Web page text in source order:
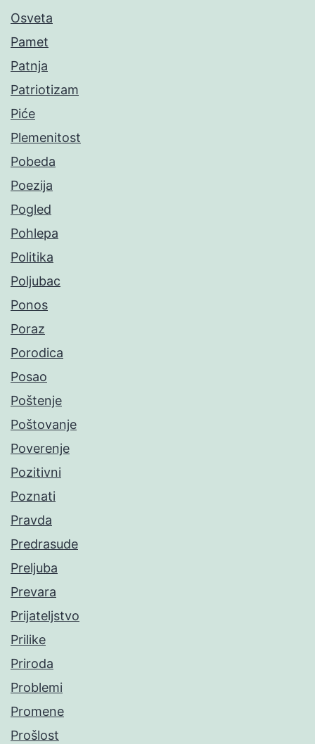
Osveta
Pamet
Patnja
Patriotizam
Piće
Plemenitost
Pobeda
Poezija
Pogled
Pohlepa
Politika
Poljubac
Ponos
Poraz
Porodica
Posao
Poštenje
Poštovanje
Poverenje
Pozitivni
Poznati
Pravda
Predrasude
Preljuba
Prevara
Prijateljstvo
Prilike
Priroda
Problemi
Promene
Prošlost